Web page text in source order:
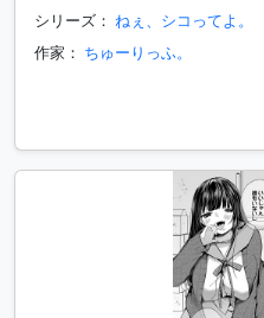
シリーズ： ねぇ、シコってよ。
作家： ちゅーりっふ。